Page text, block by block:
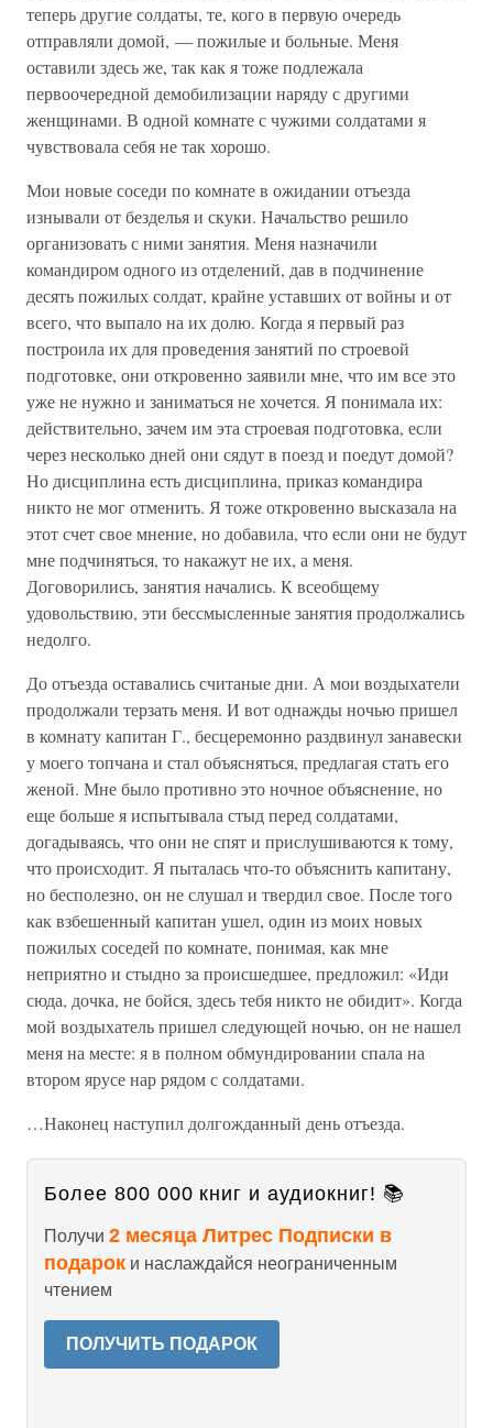
теперь другие солдаты, те, кого в первую очередь
отправляли домой, — пожилые и больные. Меня
оставили здесь же, так как я тоже подлежала
первоочередной демобилизации наряду с другими
женщинами. В одной комнате с чужими солдатами я
чувствовала себя не так хорошо.
Мои новые соседи по комнате в ожидании отъезда
изнывали от безделья и скуки. Начальство решило
организовать с ними занятия. Меня назначили
командиром одного из отделений, дав в подчинение
десять пожилых солдат, крайне уставших от войны и от
всего, что выпало на их долю. Когда я первый раз
построила их для проведения занятий по строевой
подготовке, они откровенно заявили мне, что им все это
уже не нужно и заниматься не хочется. Я понимала их:
действительно, зачем им эта строевая подготовка, если
через несколько дней они сядут в поезд и поедут домой?
Но дисциплина есть дисциплина, приказ командира
никто не мог отменить. Я тоже откровенно высказала на
этот счет свое мнение, но добавила, что если они не будут
мне подчиняться, то накажут не их, а меня.
Договорились, занятия начались. К всеобщему
удовольствию, эти бессмысленные занятия продолжались
недолго.
До отъезда оставались считаные дни. А мои воздыхатели
продолжали терзать меня. И вот однажды ночью пришел
в комнату капитан Г., бесцеремонно раздвинул занавески
у моего топчана и стал объясняться, предлагая стать его
женой. Мне было противно это ночное объяснение, но
еще больше я испытывала стыд перед солдатами,
догадываясь, что они не спят и прислушиваются к тому,
что происходит. Я пыталась что-то объяснить капитану,
но бесполезно, он не слушал и твердил свое. После того
как взбешенный капитан ушел, один из моих новых
пожилых соседей по комнате, понимая, как мне
неприятно и стыдно за происшедшее, предложил: «Иди
сюда, дочка, не бойся, здесь тебя никто не обидит». Когда
мой воздыхатель пришел следующей ночью, он не нашел
меня на месте: я в полном обмундировании спала на
втором ярусе нар рядом с солдатами.
…Наконец наступил долгожданный день отъезда.
Более 800 000 книг и аудиокниг! 📚
Получи 2 месяца Литрес Подписки в
подарок и наслаждайся неограниченным
чтением
ПОЛУЧИТЬ ПОДАРОК